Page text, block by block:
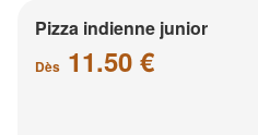
Pizza indienne junior
Dès 11.50 €